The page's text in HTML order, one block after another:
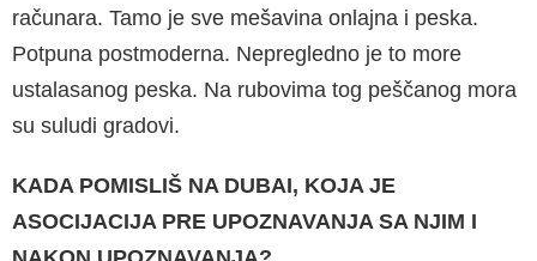
računara. Tamo je sve mešavina onlajna i pe­ska.
Potpuna postmoderna. Nepregledno je to more
ustalasanog peska. Na rubovima tog pe­ščanog mora
su suludi gradovi.
KADA POMISLIŠ NA DUBAI, KOJA JE
ASOCIJACIJA PRE UPOZNAVANJA SA NJIM I